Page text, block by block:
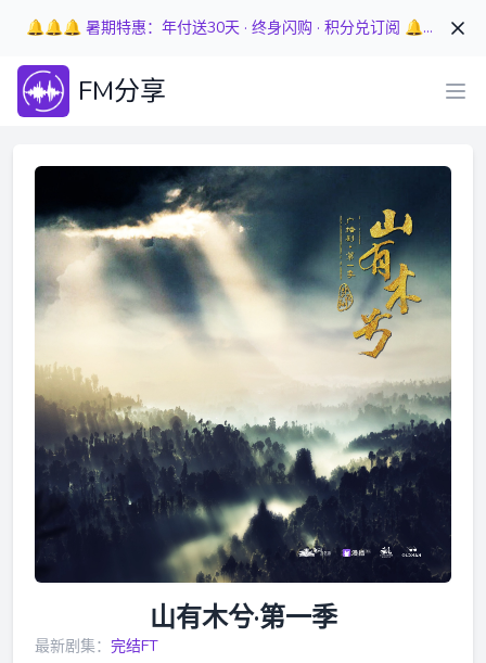
🔔🔔🔔 暑期特惠：年付送30天 · 终身闪购 · 积分兑订阅 🔔🔔🔔
FM分享
山有木兮·第一季
最新剧集： 完结FT